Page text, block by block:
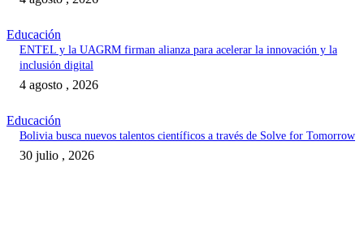
Educación
ENTEL y la UAGRM firman alianza para acelerar la innovación y la
inclusión digital
4 agosto , 2026
Educación
Bolivia busca nuevos talentos científicos a través de Solve for Tomorrow
30 julio , 2026